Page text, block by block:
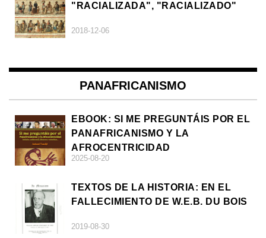
"RACIALIZADA", "RACIALIZADO"
2018-12-06
PANAFRICANISMO
EBOOK: SI ME PREGUNTÁIS POR EL
PANAFRICANISMO Y LA
AFROCENTRICIDAD
2025-08-20
TEXTOS DE LA HISTORIA: EN EL
FALLECIMIENTO DE W.E.B. DU BOIS
2019-08-30